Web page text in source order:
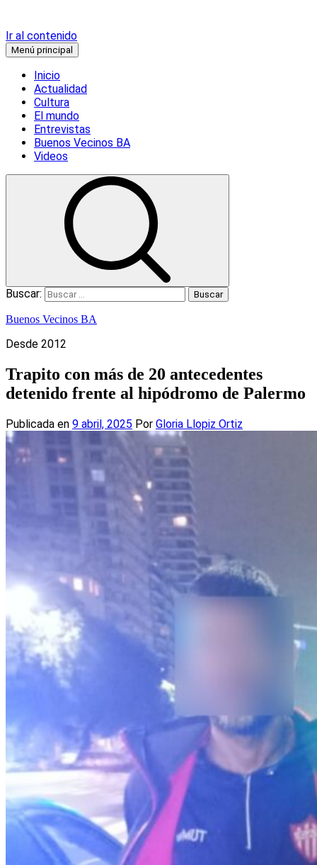
Ir al contenido
Menú principal
Inicio
Actualidad
Cultura
El mundo
Entrevistas
Buenos Vecinos BA
Videos
Buscar:
Buenos Vecinos BA
Desde 2012
Trapito con más de 20 antecedentes
detenido frente al hipódromo de Palermo
Publicada en 9 abril, 2025 Por Gloria Llopiz Ortiz